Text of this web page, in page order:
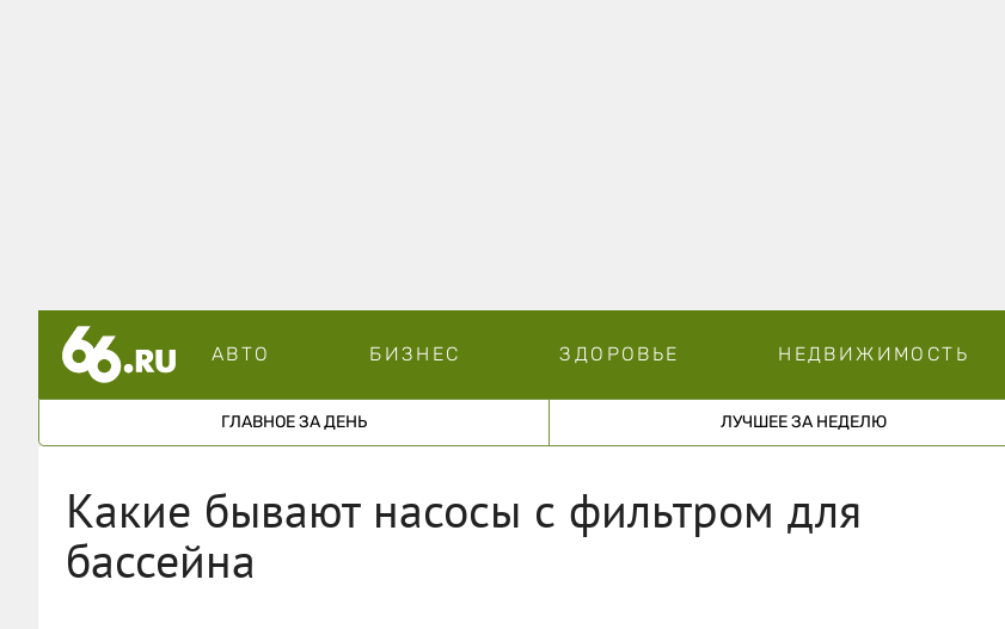
АВТО БИЗНЕС ЗДОРОВЬЕ НЕДВИЖИМОСТЬ
ГЛАВНОЕ ЗА ДЕНЬ ЛУЧШЕЕ ЗА НЕДЕЛЮ
Какие бывают насосы с фильтром для
бассейна